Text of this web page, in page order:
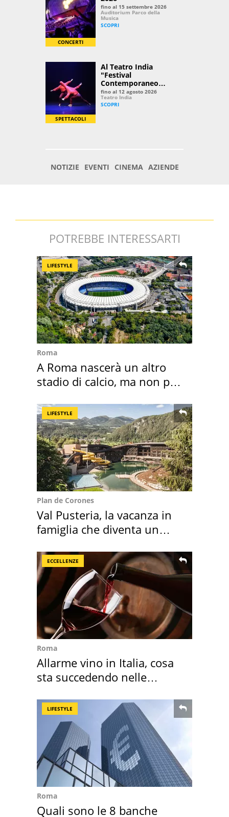
POTREBBE INTERESSARTI
LIFESTYLE
Roma
A Roma nascerà un altro
stadio di calcio, ma non per
LIFESTYLE
Plan de Corones
Val Pusteria, la vacanza in
famiglia che diventa un
ECCELLENZE
Roma
Allarme vino in Italia, cosa
sta succedendo nelle
LIFESTYLE
Roma
Quali sono le 8 banche